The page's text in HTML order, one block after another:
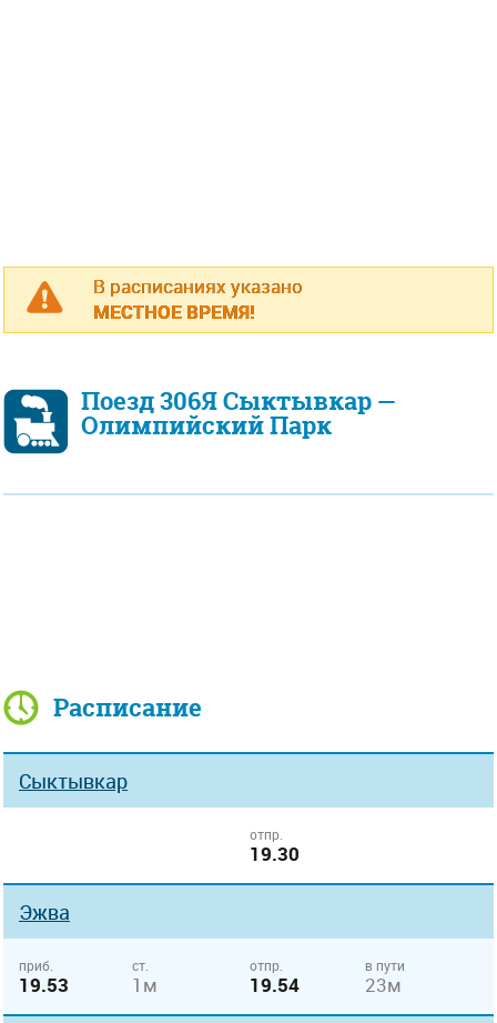
В расписаниях указано
МЕСТНОЕ ВРЕМЯ!
Поезд 306Я Сыктывкар —
Олимпийский Парк
Расписание
Сыктывкар
отпр.
19.30
Эжва
приб.
19.53
ст.
1м
отпр.
19.54
в пути
23м